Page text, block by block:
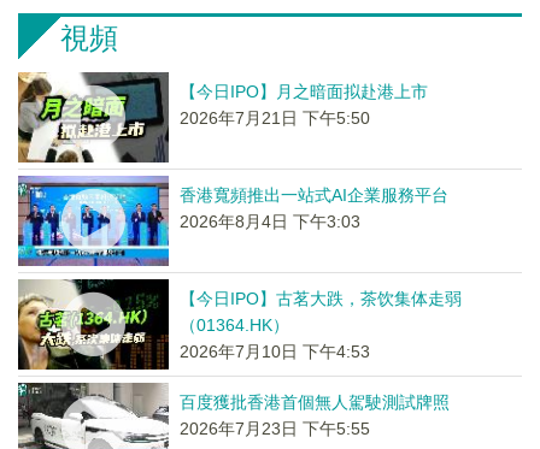
視頻
【今日IPO】月之暗面拟赴港上市
2026年7月21日 下午5:50
香港寬頻推出一站式AI企業服務平台
2026年8月4日 下午3:03
【今日IPO】古茗大跌，茶饮集体走弱
（01364.HK）
2026年7月10日 下午4:53
百度獲批香港首個無人駕駛測試牌照
2026年7月23日 下午5:55